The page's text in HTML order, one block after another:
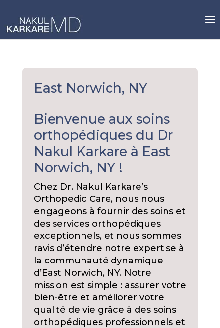
content
East Norwich, NY
Bienvenue aux soins
orthopédiques du Dr
Nakul Karkare à East
Norwich, NY !
Chez Dr. Nakul Karkare’s
Orthopedic Care, nous nous
engageons à fournir des soins et
des services orthopédiques
exceptionnels, et nous sommes
ravis d’étendre notre expertise à
la communauté dynamique
d’East Norwich, NY. Notre
mission est simple : assurer votre
bien-être et améliorer votre
qualité de vie grâce à des soins
orthopédiques professionnels et